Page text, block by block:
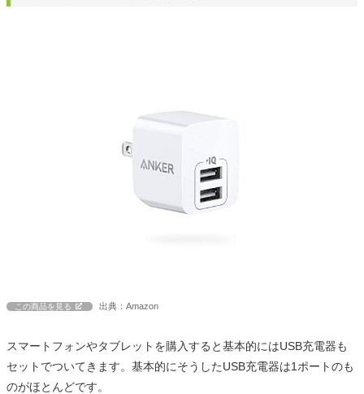
この商品を見る 出典：Amazon
スマートフォンやタブレットを購入すると基本的にはUSB充電器も
セットでついてきます。基本的にそうしたUSB充電器は1ポートのも
のがほとんどです。